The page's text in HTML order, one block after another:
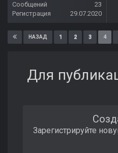
Сообщений
23
Регистрация
29.07.2020
НАЗАД 1 2 3 4
Для
Зарегистрируйте